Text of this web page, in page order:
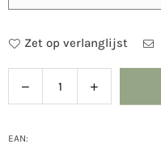
Zet op verlanglijst
Hoeveelheid
Verlaag
de
Verhoog
de
EAN: